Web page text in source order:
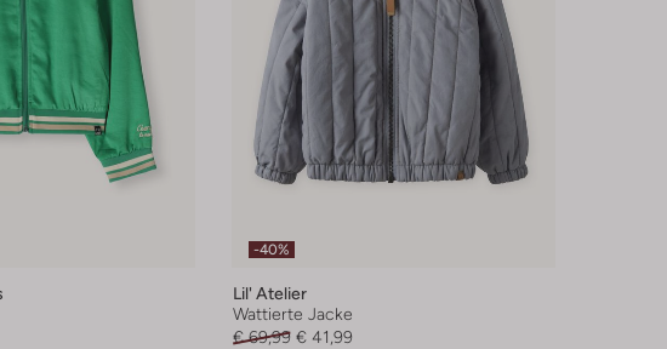
-40%
Lil' Atelier
Wattierte Jacke
€ 69,99 € 41,99